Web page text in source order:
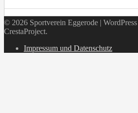
© 2026 Sportverein Eggerode |
CrestaProject.
Impressum und Datenschutz